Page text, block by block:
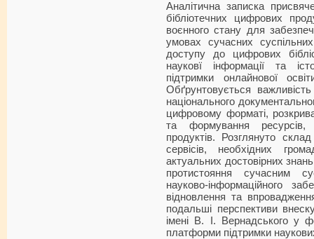
Аналітична записка
бібліотечних цифрових
воєнного стану для
умовах сучасних
доступу до цифрових
науковї інформації та
підтримки онлайнової
Обґрунтовується
національного
цифровому форматі,
та формування ресурсів,
продуктів. Розглянуто
сервісів, необхідних
актуальних достовірних
протистояння сучасним
науково-інформаційного
відновлення та
подальші перспективи
імені В. І. Вернадського у
платформи підтримки